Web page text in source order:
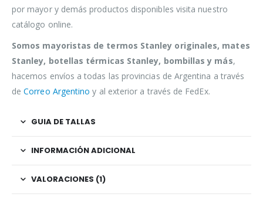
por mayor y demás productos disponibles visita nuestro
catálogo online.
Somos mayoristas de termos Stanley originales, mates
Stanley, botellas térmicas Stanley, bombillas y más,
hacemos envíos a todas las provincias de Argentina a través
deCorreo Argentino y al exterior a través de FedEx.
GUIA DE TALLAS
INFORMACIÓN ADICIONAL
VALORACIONES (1)